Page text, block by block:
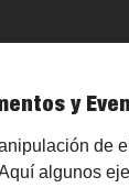
y
de
algunos